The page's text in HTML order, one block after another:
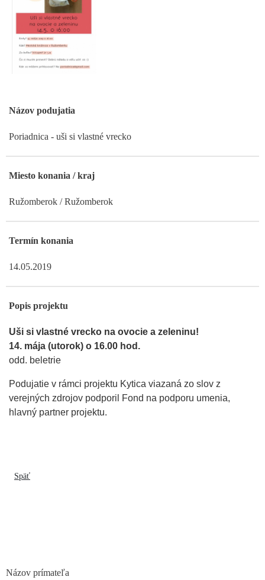
Názov podujatia
Poriadnica - uši si vlastné vrecko
Miesto konania / kraj
Ružomberok / Ružomberok
Termín konania
14.05.2019
Popis projektu
Uši si vlastné vrecko na ovocie a zeleninu!
14. mája (utorok) o 16.00 hod.
odd. beletrie
Podujatie v rámci projektu Kytica viazaná zo slov z
verejných zdrojov podporil Fond na podporu umenia,
hlavný partner projektu.
Späť
Názov prímateľa